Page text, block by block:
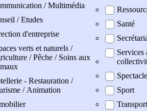
/ Multimédia
/ Etudes
d'entreprise
verts et naturels /
/ Pêche / Soins aux
- Restauration /
/ Animation
Santé
Services
Spectacle
Sport